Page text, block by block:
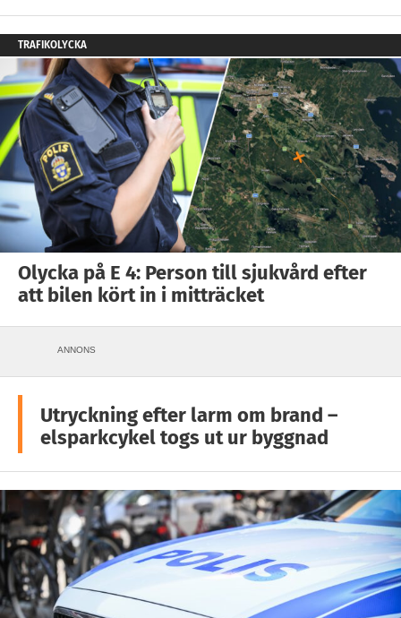
TRAFIKOLYCKA
Olycka på E 4: Person till sjukvård efter
att bilen kört in i mitträcket
ANNONS
Utryckning efter larm om brand –
elsparkcykel togs ut ur byggnad